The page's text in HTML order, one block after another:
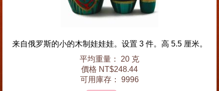
来自俄罗斯的小的木制娃娃娃。设置 3 件。高 5.5 厘米。
平均重量： 20 克
價格 NT$248.44
可用庫存： 9996